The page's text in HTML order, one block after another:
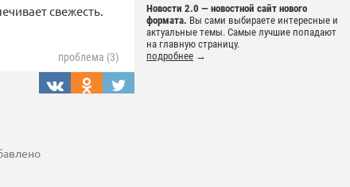
Новости 2.0 — новостной сайт нового
формата. Вы сами выбираете интересные и
актуальные темы. Самые лучшие попадают
на главную страницу.
подробнее →
свежесть.
проблема (3)